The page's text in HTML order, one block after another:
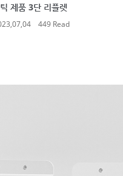
제품 3단 리플렛
449 Read